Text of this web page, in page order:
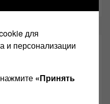
для
и персонализации
«Принять